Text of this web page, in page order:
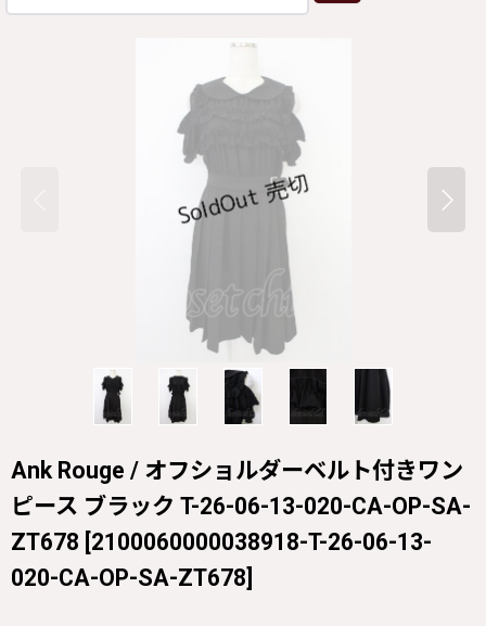
Ank Rouge / オフショルダーベルト付きワン
ピース ブラック T-26-06-13-020-CA-OP-SA-
ZT678 [2100060000038918-T-26-06-13-
020-CA-OP-SA-ZT678]